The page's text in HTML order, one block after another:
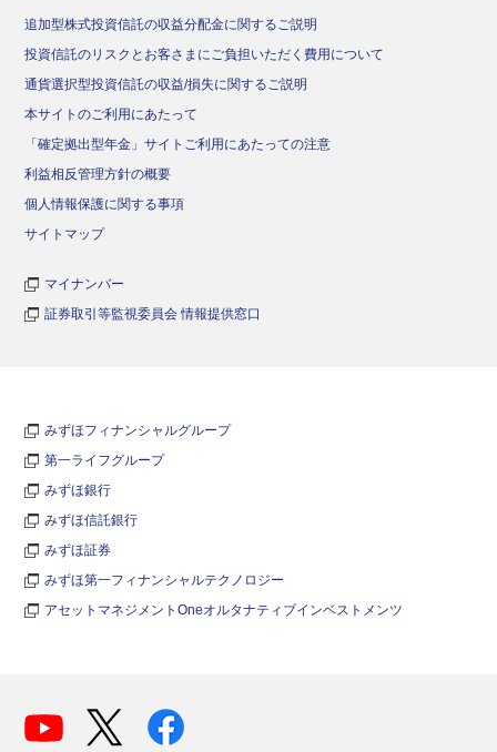
追加型株式投資信託の収益分配金に関するご説明
投資信託のリスクとお客さまにご負担いただく費用について
通貨選択型投資信託の収益/損失に関するご説明
本サイトのご利用にあたって
「確定拠出型年金」サイトご利用にあたっての注意
利益相反管理方針の概要
個人情報保護に関する事項
サイトマップ
マイナンバー
証券取引等監視委員会 情報提供窓口
みずほフィナンシャルグループ
第一ライフグループ
みずほ銀行
みずほ信託銀行
みずほ証券
みずほ第一フィナンシャルテクノロジー
アセットマネジメントOneオルタナティブインベストメンツ